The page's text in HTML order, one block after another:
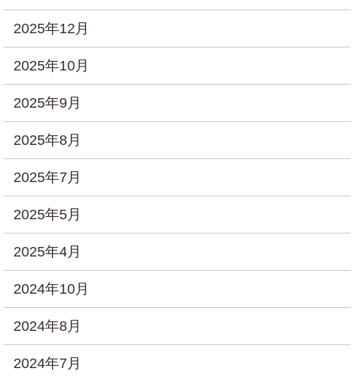
2025年12月
2025年10月
2025年9月
2025年8月
2025年7月
2025年5月
2025年4月
2024年10月
2024年8月
2024年7月